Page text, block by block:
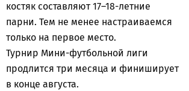
костяк составляют 17–18-летние
парни. Тем не менее настраиваемся
только на первое место.
Турнир Мини-футбольной лиги
продлится три месяца и финиширует
в конце августа.